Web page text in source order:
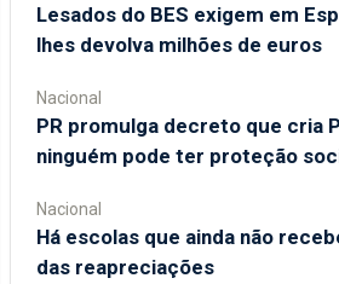
Lesados do BES exigem em
lhes devolva milhões de euros
Nacional
PR promulga decreto que cria
ninguém pode ter proteção
Nacional
Há escolas que ainda não
das reapreciações